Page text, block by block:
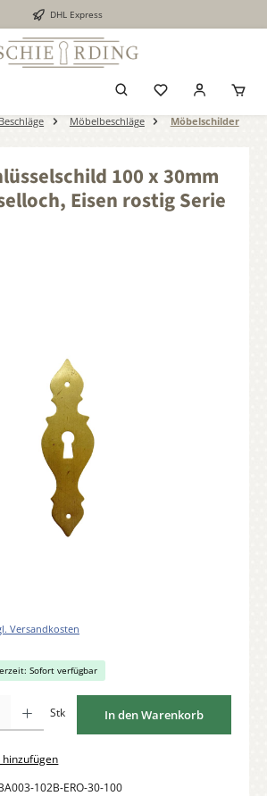
DHL Express
Möbelbeschläge Möbelschilder
100 x 30mm
Eisen rostig Serie
Versandkosten
Sofort verfügbar
Stk In den Warenkorb
102B-ERO-30-100